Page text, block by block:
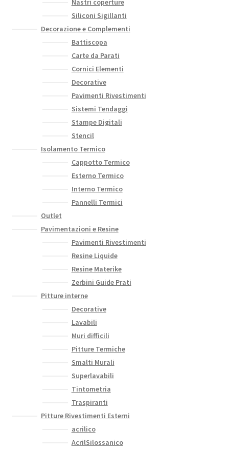
Siliconi Sigillanti
Decorazione e Complementi
Battiscopa
Carte da Parati
Cornici Elementi
Decorative
Pavimenti Rivestimenti
Sistemi Tendaggi
Stampe Digitali
Stencil
Isolamento Termico
Cappotto Termico
Esterno Termico
Interno Termico
Pannelli Termici
Outlet
Pavimentazioni e Resine
Pavimenti Rivestimenti
Resine Liquide
Resine Materike
Zerbini Guide Prati
Pitture interne
Decorative
Lavabili
Muri difficili
Pitture Termiche
Smalti Murali
Superlavabili
Tintometria
Traspiranti
Pitture Rivestimenti Esterni
acrilico
AcrilSilossanico